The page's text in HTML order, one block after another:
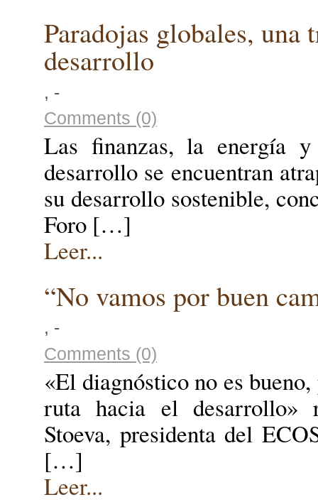
Paradojas globales, una
desarrollo
, -
Comments (0)
Las finanzas, la energía
desarrollo se encuentran
su desarrollo sostenible,
Foro […]
Leer...
“No vamos por buen
, -
Comments (0)
«El diagnóstico no es
ruta hacia el desarrollo»
Stoeva, presidenta del
[…]
Leer...